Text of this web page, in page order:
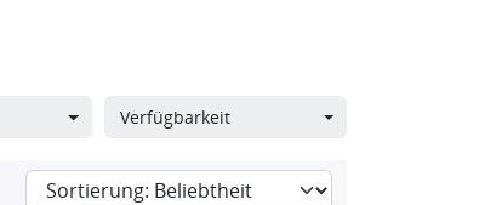
Verfügbarkeit